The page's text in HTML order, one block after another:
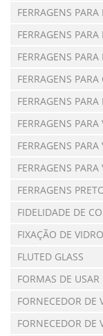
FERRAGENS
FERRAGENS
FERRAGENS
FERRAGENS
FERRAGENS
FERRAGENS PARA
FERRAGENS
FERRAGENS
FERRAGENS
FIDELIDADE DE
FIXAÇÃO DE
FLUTED GLASS
FORMAS DE USAR
FORNECEDOR DE
FORNECEDOR DE